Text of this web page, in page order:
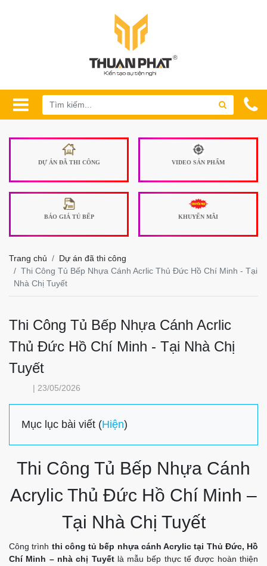
DỰ ÁN ĐÃ THI CÔNG VIDEO SẢN PHẨM
BÁO GIÁ TỦ BẾP KHUYẾN MÃI
Trang chủ
Dự án đã thi công
Thi Công Tủ Bếp Nhựa Cánh Acrlic Thủ Đức Hồ Chí Minh - Tại
Nhà Chị Tuyết
Thi Công Tủ Bếp Nhựa Cánh Acrlic
Thủ Đức Hồ Chí Minh - Tại Nhà Chị
Tuyết
| 23/05/2026
Mục lục bài viết (Hiện)
Thi Công Tủ Bếp Nhựa Cánh
Acrylic Thủ Đức Hồ Chí Minh –
Tại Nhà Chị Tuyết
Công trình thi công tủ bếp nhựa cánh Acrylic tại Thủ Đức, Hồ
Chí Minh – nhà chị Tuyếtlà mẫu bếp thực tế được hoàn thiện